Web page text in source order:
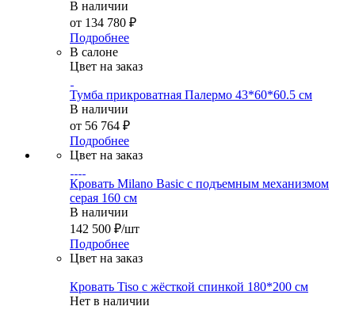
В наличии
от 134 780 ₽
Подробнее
В салоне
Цвет на заказ
Тумба прикроватная Палермо 43*60*60.5 см
В наличии
от 56 764 ₽
Подробнее
Цвет на заказ
Кровать Milano Basic с подъемным механизмом
серая 160 см
В наличии
142 500 ₽/шт
Подробнее
Цвет на заказ
Кровать Tiso с жёсткой спинкой 180*200 см
Нет в наличии